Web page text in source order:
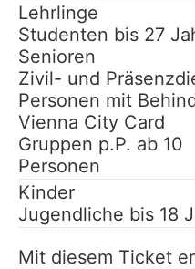
Lehrlinge
Studenten bis 27
Senioren
Zivil- und
Personen mit
Vienna City Card
Gruppen p.P. ab 10
Personen
Kinder
Jugendliche bis 18
Mit diesem Ticket